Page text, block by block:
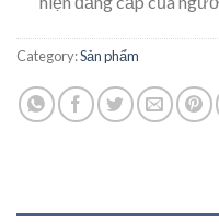
Category:Sản phẩm